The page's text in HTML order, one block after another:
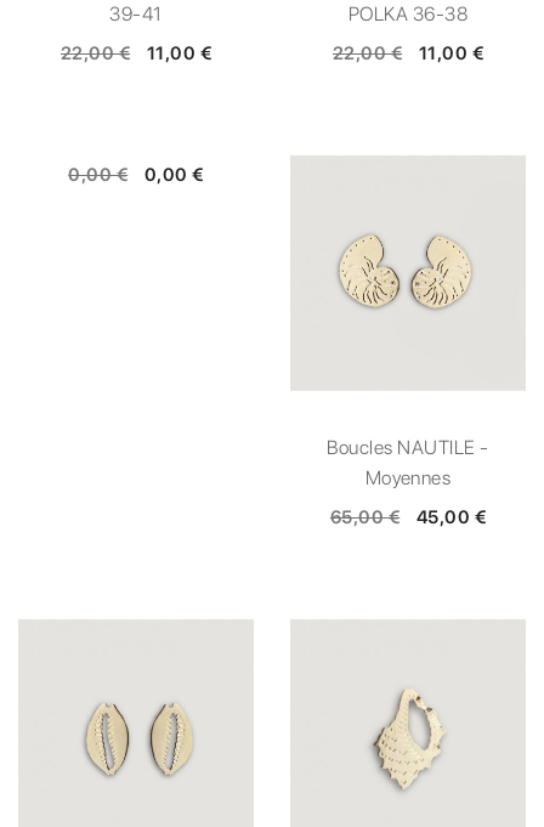
39-41
22,00 € 11,00 €
POLKA 36-38
22,00 € 11,00 €
0,00 € 0,00 €
Boucles NAUTILE -
Moyennes
65,00 € 45,00 €